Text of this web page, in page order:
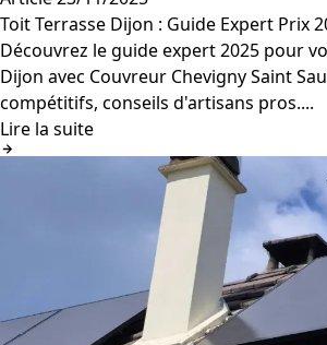
Toit Terrasse Dijon : Guide Expert Prix
Découvrez le guide expert 2025 pour
Dijon avec Couvreur Chevigny Saint
compétitifs, conseils d'artisans pros....
Lire la suite